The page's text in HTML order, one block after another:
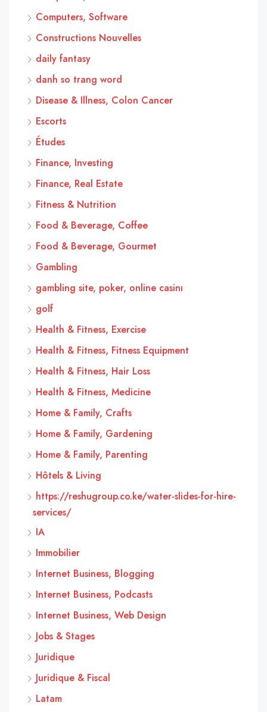
Computers, Software
Constructions Nouvelles
daily fantasy
danh so trang word
Disease & Illness, Colon Cancer
Escorts
Études
Finance, Investing
Finance, Real Estate
Fitness & Nutrition
Food & Beverage, Coffee
Food & Beverage, Gourmet
Gambling
gambling site, poker, online casinı
golf
Health & Fitness, Exercise
Health & Fitness, Fitness Equipment
Health & Fitness, Hair Loss
Health & Fitness, Medicine
Home & Family, Crafts
Home & Family, Gardening
Home & Family, Parenting
Hôtels & Living
https://reshugroup.co.ke/water-slides-for-hire-
services/
IA
Immobilier
Internet Business, Blogging
Internet Business, Podcasts
Internet Business, Web Design
Jobs & Stages
Juridique
Juridique & Fiscal
Latam